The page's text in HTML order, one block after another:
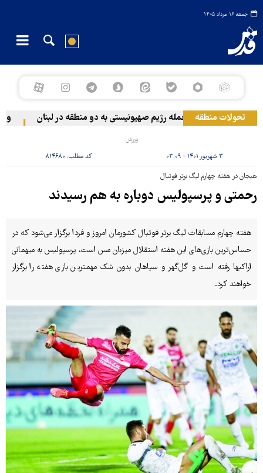
جمعه ۱۶ مرداد ۱۴۰۵
تحولات منطقهحمله رژیم صهیونیستی به دو منطقه در لبنان
ورزش
۳ شهریور ۱۴۰۱ - ۰۳:۰۹ کد مطلب: ۸۱۴۶۸۰
هیجان در هفته چهارم لیگ برتر فوتبال
رحمتی و پرسپولیس دوباره به هم رسیدند
هفته چهارم مسابقات لیگ برتر فوتبال کشورمان امروز و فردا برگزار می‌شود که در
حساس‌ترین بازی‌های این هفته استقلال میزبان مس است، پرسپولیس به میهمانی
اراکی‎ها رفته است و گل‌گهر و سپاهان بدون شک مهم‎ترین بازی هفته را برگزار
خواهند کرد.